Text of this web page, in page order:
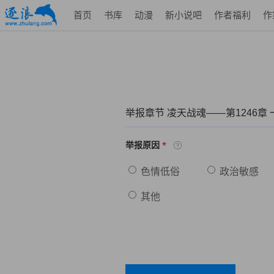
首页 书库 动漫 新小说吧 作者福利 作
举报章节 凌天战魂——第1246章
举报原因 *
色情低俗 政治敏感
其他